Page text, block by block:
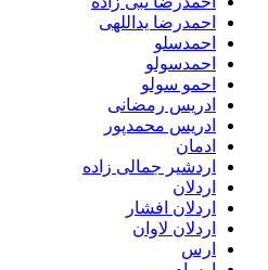
احمدرضا یداللهی
احمدسلو
احمدسولو
احمو سولو
ادریس رمضانی
ادریس محمدپور
ادمان
اردشیر جمالی زاده
اردلان
اردلان افشار
اردلان لاوان
ارس